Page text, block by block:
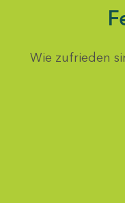
Wie zufrieden